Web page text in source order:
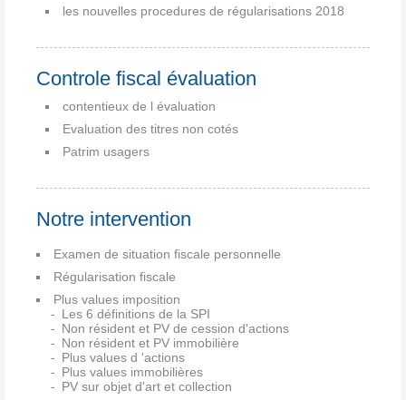
les nouvelles procedures de régularisations 2018
Controle fiscal évaluation
contentieux de l évaluation
Evaluation des titres non cotés
Patrim usagers
Notre intervention
Examen de situation fiscale personnelle
Régularisation fiscale
Plus values imposition
Les 6 définitions de la SPI
Non résident et PV de cession d'actions
Non résident et PV immobilière
Plus values d 'actions
Plus values immobilières
PV sur objet d'art et collection